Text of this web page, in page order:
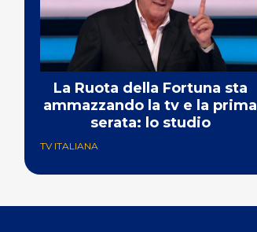
La Ruota della Fortuna sta
ammazzando la tv e la prima
serata: lo studio
TV ITALIANA